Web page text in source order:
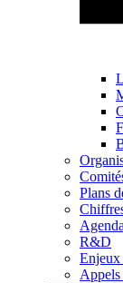
Plans
Agenda
R&D
Appels